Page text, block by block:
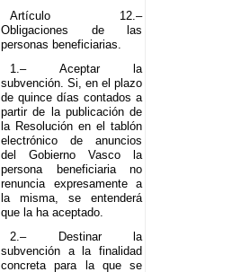
Artículo 12.–
Obligaciones de las
personas beneficiarias.
1.– Aceptar la
subvención. Si, en el plazo
de quince días contados a
partir de la publicación de
la Resolución en el tablón
electrónico de anuncios
del Gobierno Vasco la
persona beneficiaria no
renuncia expresamente a
la misma, se entenderá
que la ha aceptado.
2.– Destinar la
subvención a la finalidad
concreta para la que se